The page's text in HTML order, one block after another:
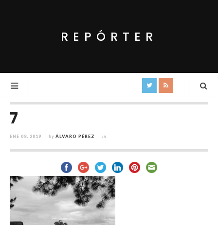
REPÓRTER
7
ENE 08, 2019 by ÁLVARO PÉREZ in